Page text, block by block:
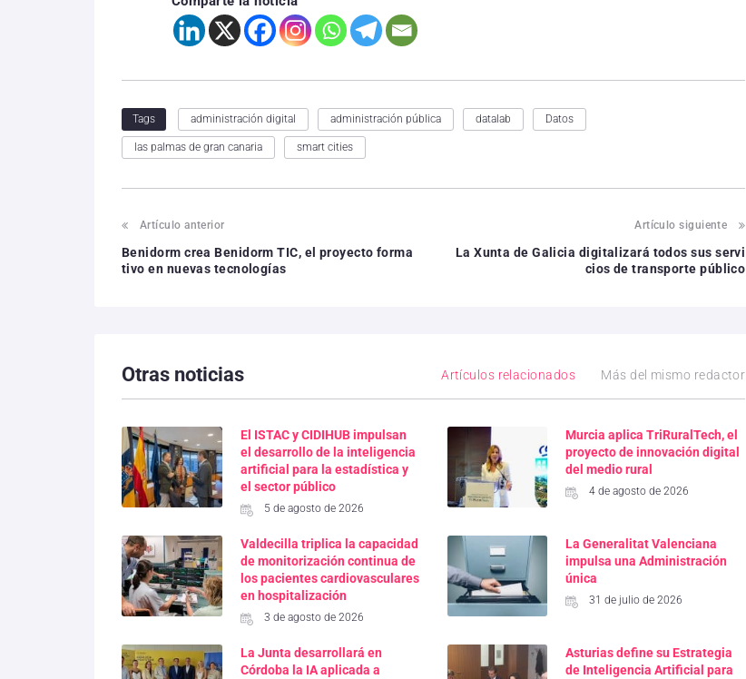
Tags administración digital administración pública datalab Datos
las palmas de gran canaria smart cities
Artículo anterior
Benidorm crea Benidorm TIC, el proyecto forma
tivo en nuevas tecnologías
Artículo siguiente
La Xunta de Galicia digitalizará todos sus servi
cios de transporte público
Otras noticias Artículos relacionados Más del mismo redactor
El ISTAC y CIDIHUB impulsan
el desarrollo de la inteligencia
artificial para la estadística y
el sector público
5 de agosto de 2026
Murcia aplica TriRuralTech, el
proyecto de innovación digital
del medio rural
4 de agosto de 2026
Valdecilla triplica la capacidad
de monitorización continua de
los pacientes cardiovasculares
en hospitalización
3 de agosto de 2026
La Generalitat Valenciana
impulsa una Administración
única
31 de julio de 2026
La Junta desarrollará en
Córdoba la IA aplicada a
Asturias define su Estrategia
de Inteligencia Artificial para